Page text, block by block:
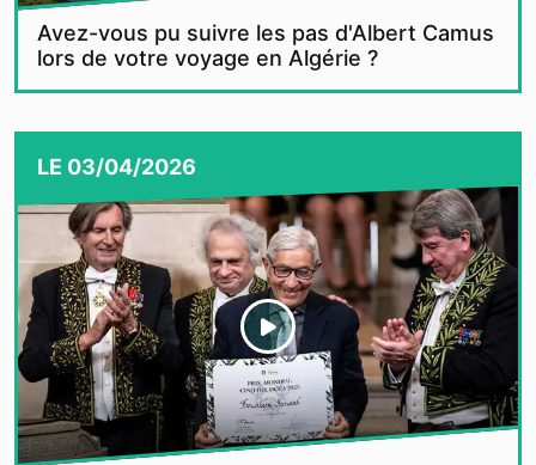
Avez-vous pu suivre les pas d'Albert Camus
lors de votre voyage en Algérie ?
LE 03/04/2026